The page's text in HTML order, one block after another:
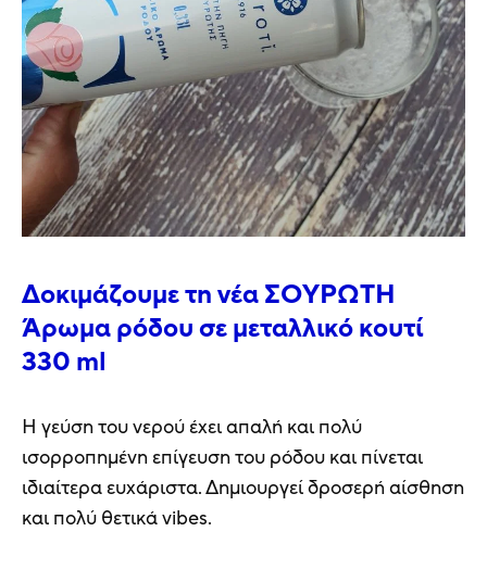
Δοκιμάζουμε τη νέα ΣΟΥΡΩΤΗ
Άρωμα ρόδου σε μεταλλικό κουτί
330 ml
Η γεύση του νερού έχει απαλή και πολύ
ισορροπημένη επίγευση του ρόδου και πίνεται
ιδιαίτερα ευχάριστα. Δημιουργεί δροσερή αίσθηση
και πολύ θετικά vibes.